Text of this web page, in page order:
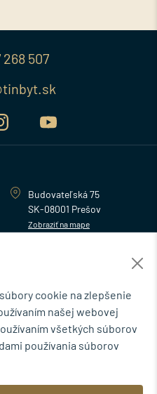
268 507
Budovateľská 75
SK-08001 Prešov
Zobraziť na mape
cookie na zlepšenie
našej webovej
všetkých súborov
používania súborov